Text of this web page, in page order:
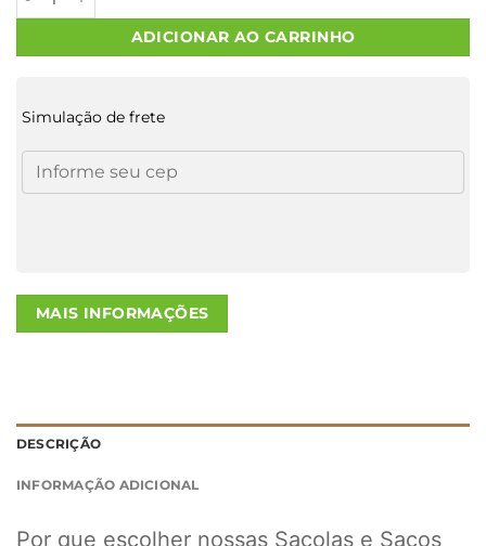
ADICIONAR AO CARRINHO
Simulação de frete
MAIS INFORMAÇÕES
DESCRIÇÃO
INFORMAÇÃO ADICIONAL
Por que escolher nossas Sacolas e Sacos